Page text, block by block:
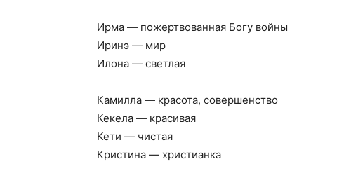
Ирма — пожертвованная Богу войны
Иринэ — мир
Илона — светлая
Камилла — красота, совершенство
Кекела — красивая
Кети — чистая
Кристина — христианка